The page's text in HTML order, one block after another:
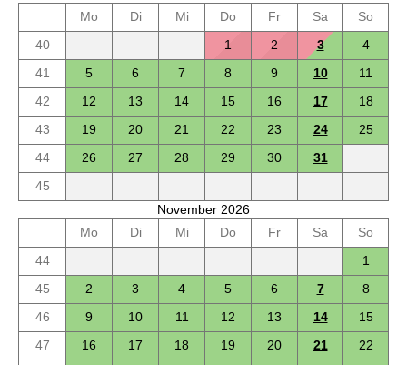
Mo
Di Mi Do Fr Sa
So
40
1 2 3
4
41
5 6 7 8 9 10
11
42
12 13 14 15 16 17
18
43
19 20 21 22 23 24
25
44
26 27 28 29 30
31
45
November 2026
Mo
Di Mi Do Fr Sa
So
44
1
45
2 3 4 5 6 7
8
46
9 10 11 12 13 14
15
47
16 17 18 19 20 21
22